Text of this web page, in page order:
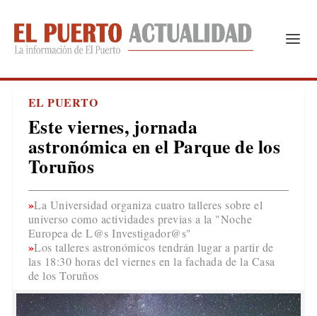
EL PUERTO
Este viernes, jornada
astronómica en el Parque de los
Toruños
La Universidad organiza cuatro talleres sobre el
universo como actividades previas a la "Noche
Europea de L@s Investigador@s"
Los talleres astronómicos tendrán lugar a partir de
las 18:30 horas del viernes en la fachada de la Casa
de los Toruños